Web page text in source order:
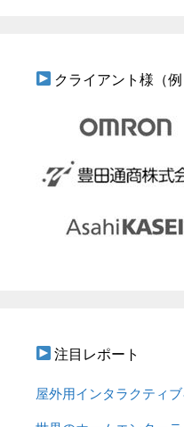
クライアント様（例
注目レポート
屋外用インタラクティ